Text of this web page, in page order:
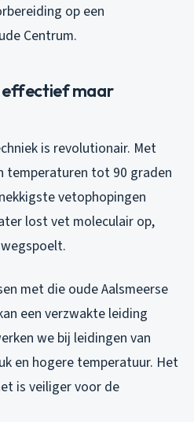
op een
Centrum.
effectief maar
is revolutionair. Met
temperaturen tot 90 graden
vetophopingen
lost vet moleculair op,
met die oude Aalsmeerse
een verzwakte leiding
we bij leidingen van
en hogere temperatuur. Het
is veiliger voor de